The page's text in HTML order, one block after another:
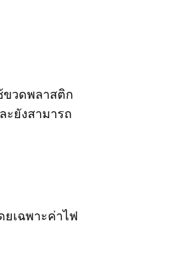
ขวดพลาสติก
ะยังสามารถ
เฉพาะค่าไฟ